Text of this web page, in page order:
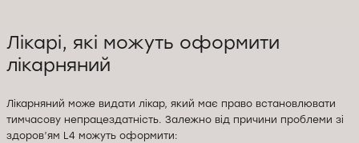
Лікарі, які можуть оформити
лікарняний
Лікарняний може видати лікар, який має право встановлювати
тимчасову непрацездатність. Залежно від причини проблеми зі
здоров’ям L4 можуть оформити: